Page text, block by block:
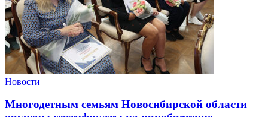
Новости
Многодетным семьям Новосибирской области